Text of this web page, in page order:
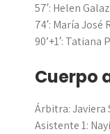
57′: Helen
74′: María
90’+1′: Tatiana
Cuerpo
Árbitra: Javiera
Asistente 1: